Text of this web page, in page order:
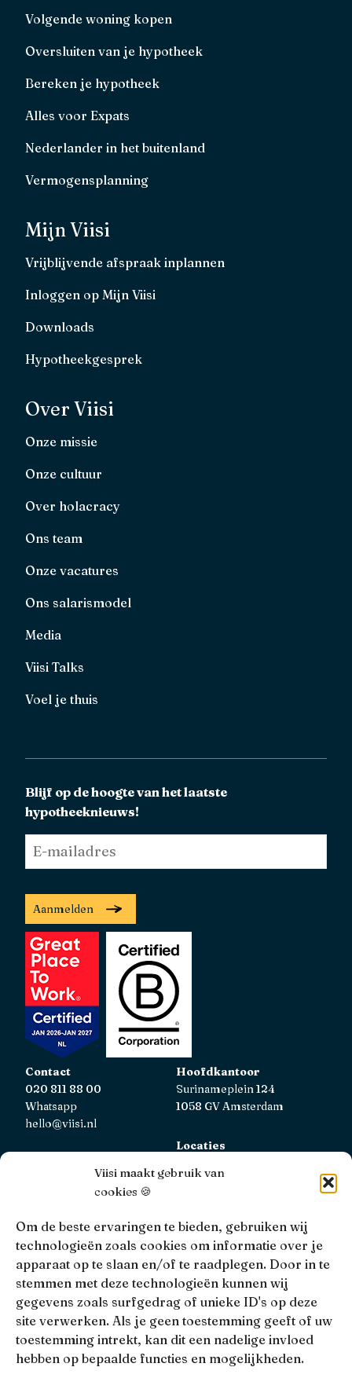
Viisi maakt gebruik van
cookies 🍪
Om de beste ervaringen te bieden, gebruiken wij
technologieën zoals cookies om informatie over je
apparaat op te slaan en/of te raadplegen. Door in te
stemmen met deze technologieën kunnen wij
gegevens zoals surfgedrag of unieke ID's op deze
site verwerken. Als je geen toestemming geeft of uw
toestemming intrekt, kan dit een nadelige invloed
hebben op bepaalde functies en mogelijkheden.
Volgende woning kopen
Oversluiten van je hypotheek
Bereken je hypotheek
Alles voor Expats
Nederlander in het buitenland
Vermogensplanning
Mijn Viisi
Vrijblijvende afspraak inplannen
Inloggen op Mijn Viisi
Downloads
Hypotheekgesprek
Over Viisi
Onze missie
Onze cultuur
Over holacracy
Ons team
Onze vacatures
Ons salarismodel
Media
Viisi Talks
Voel je thuis
Blijf op de hoogte van het laatste
hypotheeknieuws!
E-
mailadres *
Aanmelden
Contact
020 811 88 00
Whatsapp
hello@viisi.nl
Hoofdkantoor
Surinameplein 124
1058 GV Amsterdam
Locaties
Viisi Hypotheken is geregistreerd bij de AFM.
Registratienummer: 12039833
KiFiD
Niet tevreden over onze interne klachtbehandeling, dan
kun je terecht bijKiFiD.